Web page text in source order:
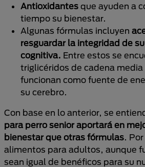
Antioxidantes que ayuden a
tiempo su bienestar.
Algunas fórmulas incluyen
resguardar la integridad de
cognitiva. Entre estos se
triglicéridos de cadena
funcionan como fuente de
su cerebro.
Con base en lo anterior, se
para perro senior aportará en
bienestar que otras fórmulas.
alimentos para adultos, aunque
sean igual de benéficos para su